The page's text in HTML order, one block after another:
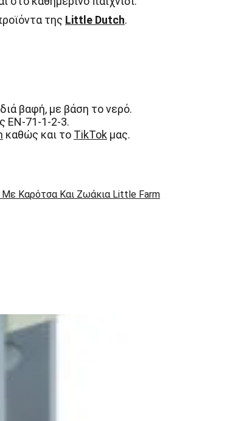
της Little Dutch.
βαφή, με βάση το νερό.
EN-71-1-2-3.
καθώς και το TikTok μας.
Με Καρότσα Και Ζωάκια Little Farm